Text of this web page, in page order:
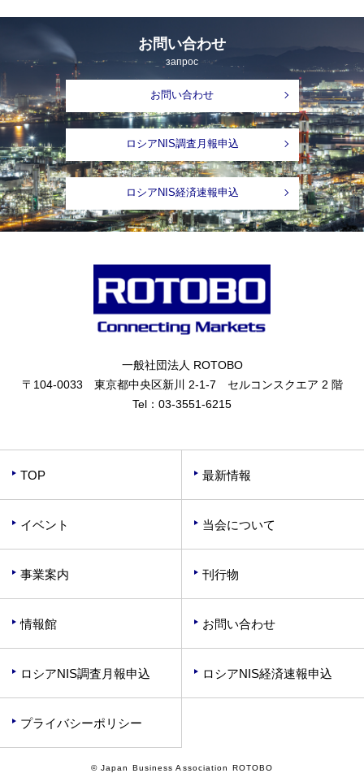
お問い合わせ
запрос
お問い合わせ
ロシアNIS調査月報申込
ロシアNIS経済速報申込
一般社団法人 ROTOBO
〒104-0033 東京都中央区新川 2-1-7 セルコンスクエア 2 階
Tel： 03-3551-6215
TOP 最新情報
イベント 当会について
事業案内 刊行物
情報館 お問い合わせ
ロシアNIS調査月報申込 ロシアNIS経済速報申込
プライバシーポリシー
© Japan Business Association ROTOBO